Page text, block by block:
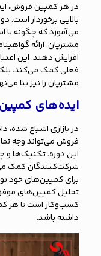
در هر کمپین فروش،
بالایی برخوردار است.
می‌آموزد که چگونه با
مشتریان، ارائه
افزایش دهند. این
فعلی کمک می‌کند، بلکه
مشتریان را نیز بنا
ایده‌های
در بازاری اشباع شده،
فروش می‌تواند وجه
این دوره، تکنیک‌ها
شرکت‌کنندگان کمک
برای کمپین‌های خود
تحلیل کمپین‌های
کسب‌وکار است تا هر
داشته باشد.